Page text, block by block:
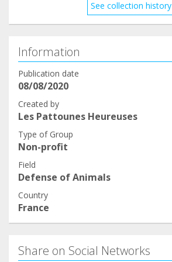
See collection history
Information
Publication date
08/08/2020
Created by
Les Pattounes Heureuses
Type of Group
Non-profit
Field
Defense of Animals
Country
France
Share on Social Networks